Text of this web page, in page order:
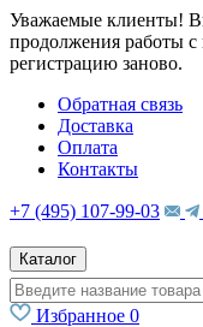
Уважаемые клиенты!
продолжения работы
регистрацию заново.
Обратная связь
Доставка
Оплата
Контакты
+7 (495) 107-99-03
Каталог
Избранное 0